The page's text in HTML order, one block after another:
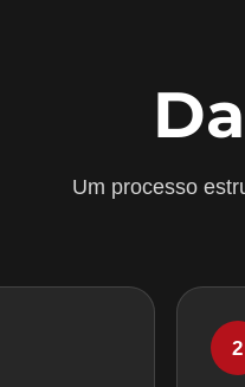
Um processo
2